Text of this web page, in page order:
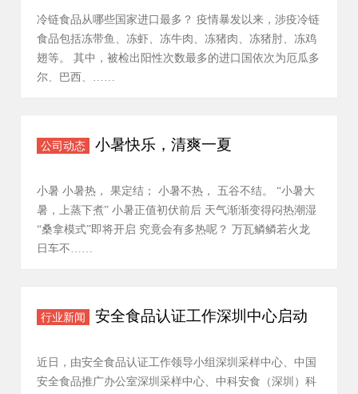
冷链食品从哪些国家进口最多？ 疫情暴发以来，涉疫冷链
食品包括冻带鱼、冻虾、冻牛肉、冻猪肉、冻猪肘、冻鸡
翅等。 其中，被检出阳性次数最多的进口国依次为厄瓜多
尔、巴西、……
公司动态 小暑快乐，清爽一夏
小暑 小暑热， 果定结； 小暑不热， 五谷不结。 “小暑大
暑，上蒸下煮” 小暑正值初伏前后 天气渐渐变得闷热潮湿
“桑拿模式”即将开启 究竟会有多热呢？ 万瓦鳞鳞若火龙
日车不……
行业新闻 安全食品认证工作深圳中心启动
近日，由安全食品认证工作领导小组深圳采样中心、中国
安全食品推广办公室深圳采样中心、中科安食（深圳）科